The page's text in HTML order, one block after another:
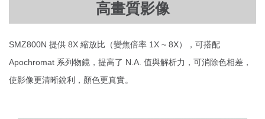
高畫質影像
SMZ800N 提供 8X 縮放比（變焦倍率 1X ~ 8X），可搭配
Apochromat 系列物鏡，提高了 N.A. 值與解析力，可消除色相差，
使影像更清晰銳利，顏色更真實。